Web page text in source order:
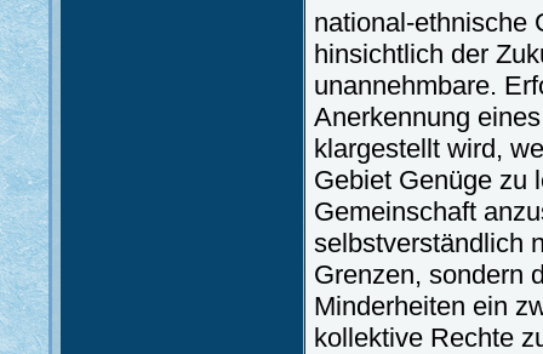
national-ethnische
hinsichtlich der
unannehmbare.
Anerkennung
klargestellt wird,
Gebiet Genüge zu
Gemeinschaft
selbstverständlich
Grenzen, sondern
Minderheiten ein
kollektive Rechte